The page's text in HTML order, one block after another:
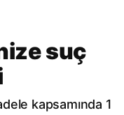
suç
kapsamında 1